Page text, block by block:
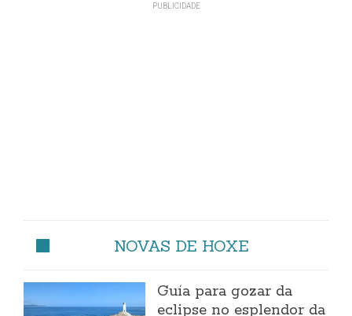
NOVAS DE HOXE
Guía para gozar da
eclipse no esplendor da